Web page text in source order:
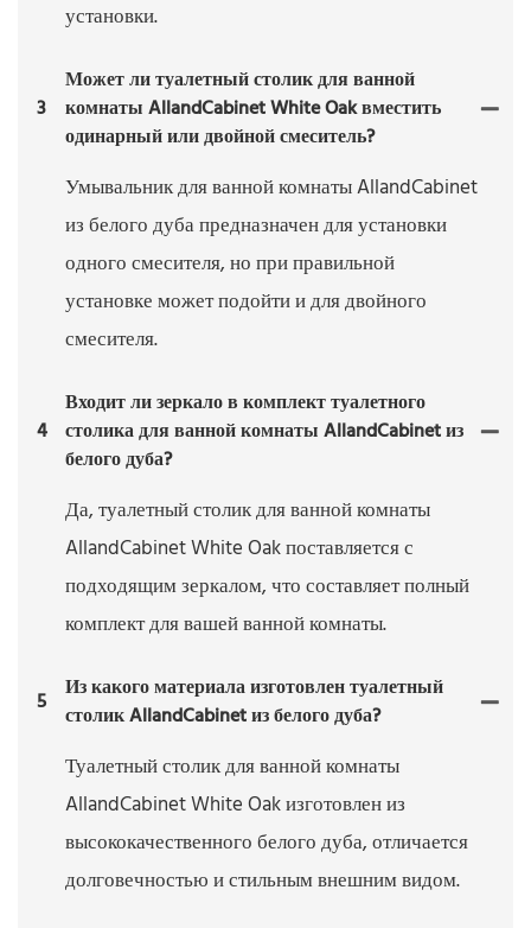
установки.
3
Может ли туалетный столик для ванной
комнаты AllandCabinet White Oak вместить
одинарный или двойной смеситель?
Умывальник для ванной комнаты AllandCabinet
из белого дуба предназначен для установки
одного смесителя, но при правильной
установке может подойти и для двойного
смесителя.
4
Входит ли зеркало в комплект туалетного
столика для ванной комнаты AllandCabinet из
белого дуба?
Да, туалетный столик для ванной комнаты
AllandCabinet White Oak поставляется с
подходящим зеркалом, что составляет полный
комплект для вашей ванной комнаты.
5
Из какого материала изготовлен туалетный
столик AllandCabinet из белого дуба?
Туалетный столик для ванной комнаты
AllandCabinet White Oak изготовлен из
высококачественного белого дуба, отличается
долговечностью и стильным внешним видом.